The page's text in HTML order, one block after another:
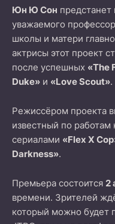
Юн Ю Сон предстанет
уважаемого
школы и матери
актрисы этот проект
после успешных «The
Duke» и «Love Scout».
Режиссёром проекта
известный по
сериалами «Flex X
Darkness».
Премьера состоится 2
времени. Зрителей
который можно будет